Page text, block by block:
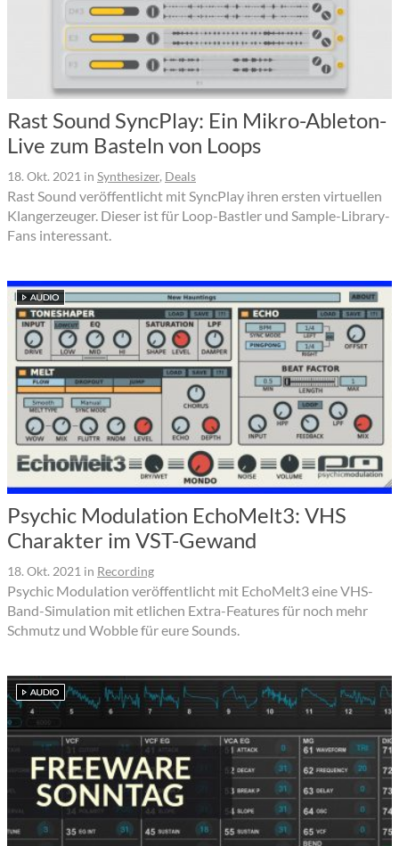
Rast Sound SyncPlay: Ein Mikro-Ableton-
Live zum Basteln von Loops
18. Okt. 2021 in Synthesizer, Deals
Rast Sound veröffentlicht mit SyncPlay ihren ersten virtuellen
Klangerzeuger. Dieser ist für Loop-Bastler und Sample-Library-
Fans interessant.
Psychic Modulation EchoMelt3: VHS
Charakter im VST-Gewand
18. Okt. 2021 in Recording
Psychic Modulation veröffentlicht mit EchoMelt3 eine VHS-
Band-Simulation mit etlichen Extra-Features für noch mehr
Schmutz und Wobble für eure Sounds.